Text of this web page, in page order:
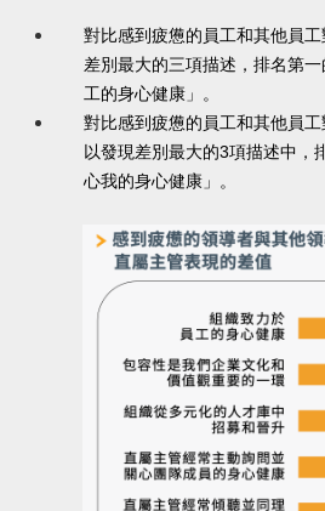
對比感到疲憊的員工和其他員
差別最大的三項描述，排名第
工的身心健康」。
對比感到疲憊的員工和其他員
以發現差別最大的3項描述中，
心我的身心健康」。